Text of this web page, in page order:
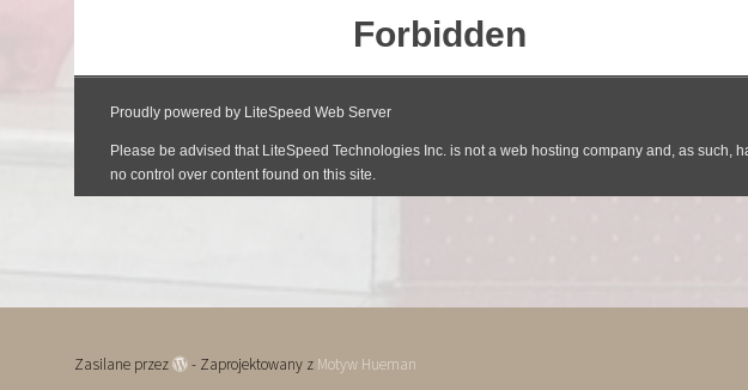
Zasilane przez - Zaprojektowany z Motyw Hueman